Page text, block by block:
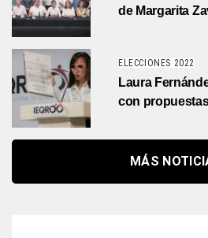
de Margarita
ELECCIONES 2022
Laura
con
MÁS